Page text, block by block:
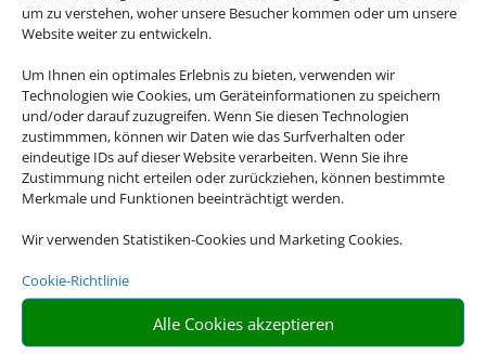
um zu verstehen, woher unsere Besucher kommen oder um unsere
Website weiter zu entwickeln.
Um Ihnen ein optimales Erlebnis zu bieten, verwenden wir
Technologien wie Cookies, um Geräteinformationen zu speichern
und/oder darauf zuzugreifen. Wenn Sie diesen Technologien
zustimmmen, können wir Daten wie das Surfverhalten oder
eindeutige IDs auf dieser Website verarbeiten. Wenn Sie ihre
Zustimmung nicht erteilen oder zurückziehen, können bestimmte
Merkmale und Funktionen beeinträchtigt werden.
Wir verwenden Statistiken-Cookies und Marketing Cookies.
Cookie-Richtlinie
Alle Cookies akzeptieren
Hotel und Bahn
Empfehlungen für Ihre Reise